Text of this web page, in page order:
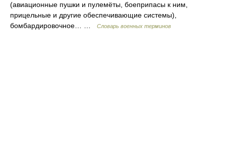
(авиационные пушки и пулемёты, боеприпасы к ним,
прицельные и другие обеспечивающие системы),
бомбардировочное… …
Словарь военных терминов